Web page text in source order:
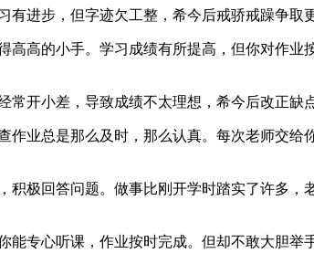
进步，但字迹欠工整，希今后戒骄戒躁争取更
的小手。学习成绩有所提高，但你对作业
开小差，导致成绩不太理想，希今后改正缺点
总是那么及时，那么认真。每次老师交给
回答问题。做事比刚开学时踏实了许多，
心听课，作业按时完成。但却不敢大胆举